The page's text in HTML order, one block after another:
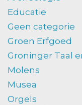
Educatie
Geen categorie
Groen Erfgoed
Groninger Taal
Molens
Musea
Orgels